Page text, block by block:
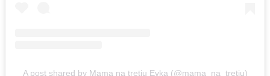
A post shared by Mama na tretiu Evka (@mama_na_tretiu)